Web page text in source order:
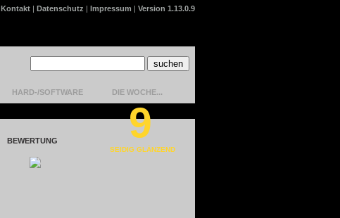
Kontakt| Datenschutz | Impressum | Version 1.13.0.9
HARD-/SOFTWARE DIE WOCHE...
BEWERTUNG 9
SEIDIG GLÄNZEND